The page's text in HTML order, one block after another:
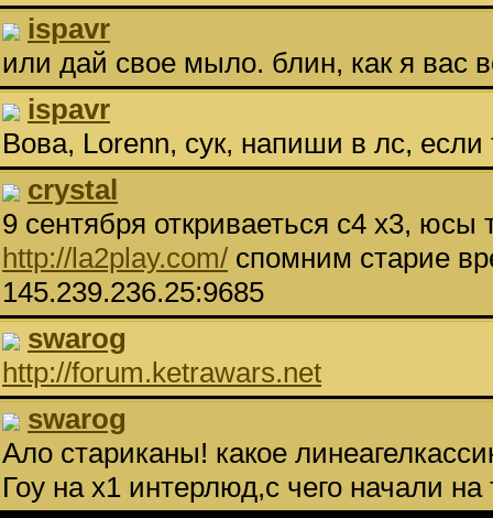
ispavr
или дай свое мыло. блин, как я вас
ispavr
Вова, Lorenn, сук, напиши в лс,
crystal
9 сентября откриваеться с4 х3, юсы
http://la2play.com/ спомним старие
145.239.236.25:9685
swarog
http://forum.ketrawars.net
swarog
Ало стариканы! какое
Гоу на х1 интерлюд,с чего начали